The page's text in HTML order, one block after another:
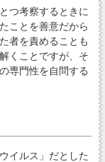
つ考察するときに
ことを善意だから
者を責めることも
くことですが、そ
専門性を自問する
イルス」だとした